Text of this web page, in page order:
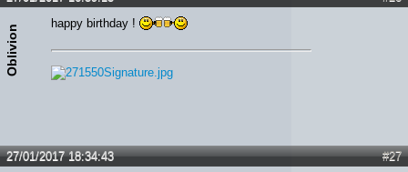
Oblivion
happy birthday !
#27
27/01/2017 18:34:43